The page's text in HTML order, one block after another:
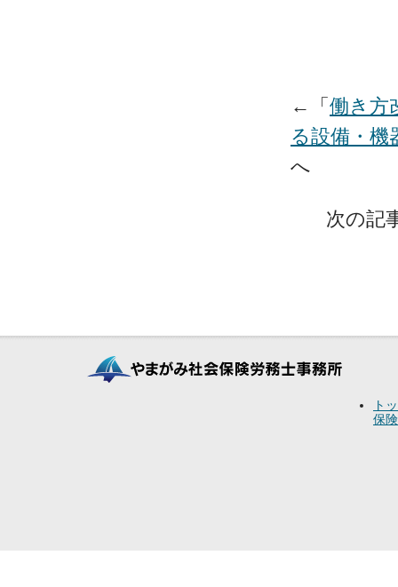
←「 働き方
る設備・
へ
次の記
ト
保